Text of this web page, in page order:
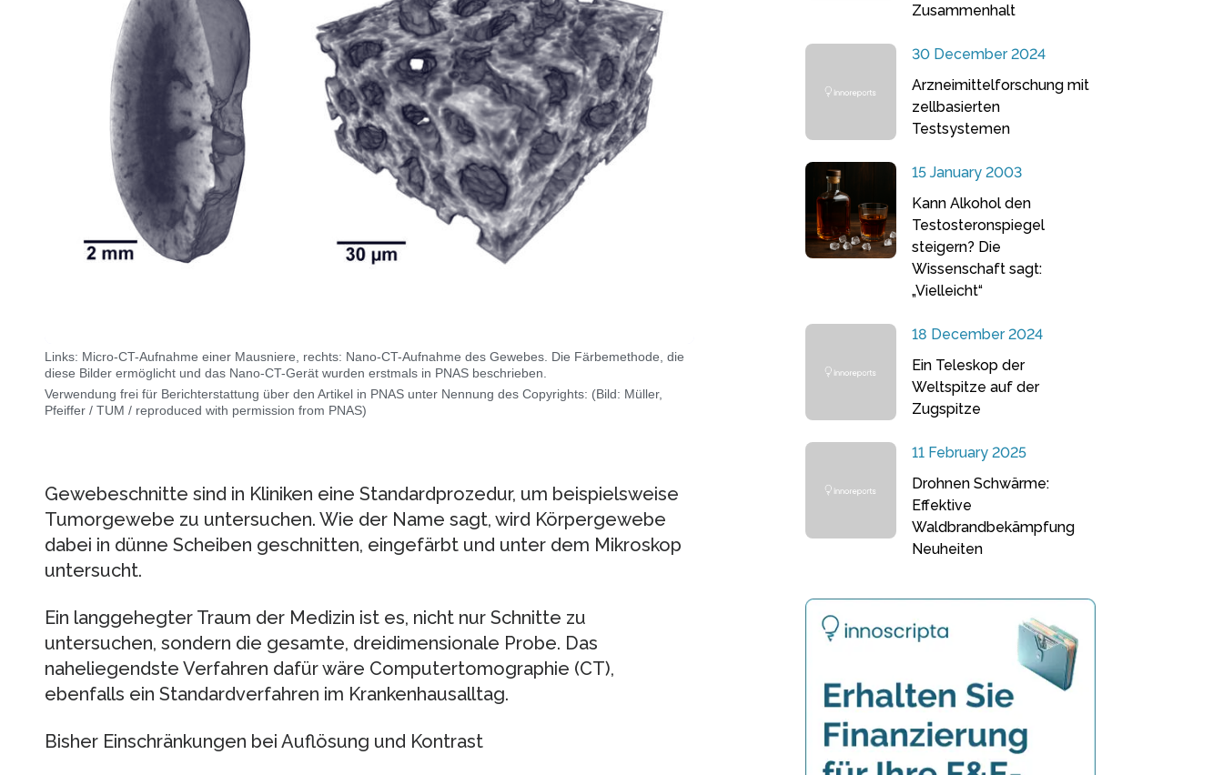
Links: Micro-CT-Aufnahme einer Mausniere, rechts: Nano-CT-Aufnahme des Gewebes. Die Färbemethode, die
diese Bilder ermöglicht und das Nano-CT-Gerät wurden erstmals in PNAS beschrieben.
Verwendung frei für Berichterstattung über den Artikel in PNAS unter Nennung des Copyrights: (Bild: Müller,
Pfeiffer / TUM / reproduced with permission from PNAS)
Gewebeschnitte sind in Kliniken eine Standardprozedur, um beispielsweise
Tumorgewebe zu untersuchen. Wie der Name sagt, wird Körpergewebe
dabei in dünne Scheiben geschnitten, eingefärbt und unter dem Mikroskop
untersucht.
Ein langgehegter Traum der Medizin ist es, nicht nur Schnitte zu
untersuchen, sondern die gesamte, dreidimensionale Probe. Das
naheliegendste Verfahren dafür wäre Computertomographie (CT),
ebenfalls ein Standardverfahren im Krankenhausalltag.
Bisher Einschränkungen bei Auflösung und Kontrast
Zusammenhalt
30 December 2024
Arzneimittelforschung mit
zellbasierten
Testsystemen
15 January 2003
Kann Alkohol den
Testosteronspiegel
steigern? Die
Wissenschaft sagt:
„Vielleicht“
18 December 2024
Ein Teleskop der
Weltspitze auf der
Zugspitze
11 February 2025
Drohnen Schwärme:
Effektive
Waldbrandbekämpfung
Neuheiten